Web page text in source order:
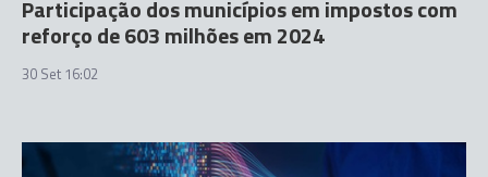
Participação dos municípios em impostos com
reforço de 603 milhões em 2024
30 Set 16:02